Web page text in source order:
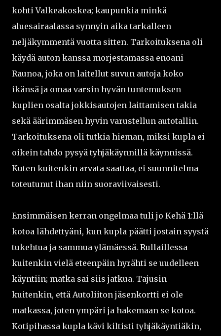
kohti Valkeakoskea; kaupunkia minkä
aluesairaalassa synnyin aika tarkalleen
neljäkymmentä vuotta sitten. Tarkoituksena oli
käydä auton kanssa morjestamassa enoani
Raunoa, joka on laitellut suvun autoja koko
ikänsä ja omaa varsin hyvän tuntemuksen
kuplien osalta jokkisautojen laittamisen takia
sekä äärimmäsen hyvin varustellun autotallin.
Tarkoituksena oli tutkia hieman, miksi kupla ei
oikein tahdo pysyä tyhjäkäynnillä käynnissä.
Kuten kuitenkin arvata saattaa, ei suunnitelma
toteutunut ihan niin suoraviivaisesti.
Ensimmäisen kerran ongelmaa tuli jo Kehä 1:llä
kotoa lähdettyäni, kun kupla päätti jostain syystä
tukehtua ja sammua ylämäessä. Rullaillessa
kuitenkin vielä eteenpäin hyrähti se uudelleen
käyntiin; matka sai siis jatkua. Tajusin
kuitenkin, että Autoliiton jäsenkortti ei ole
matkassa, joten ympäri ja hakemaan se kotoa.
Kotipihassa kupla kävi kiltisti tyhjäkäyntiäkin,